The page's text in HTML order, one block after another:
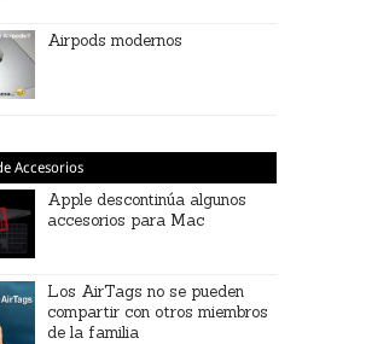
Airpods modernos
Accesorios
Apple descontinúa algunos
accesorios para Mac
Los AirTags no se pueden
compartir con otros miembros
de la familia